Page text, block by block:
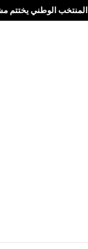
المنتخب الوطني يختتم